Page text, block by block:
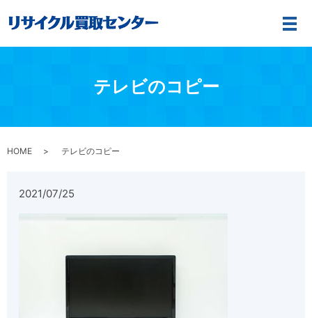
メ
テレビのコピー
HOME テレビのコピー
2021/07/25